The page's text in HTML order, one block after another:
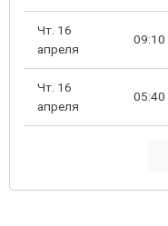
Чт. 16
апреля
09:10
Чт. 16
апреля
05:40